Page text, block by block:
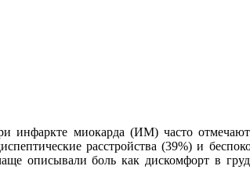
инфаркте миокарда (ИМ) часто
расстройства (39%) и
описывали боль как дискомфорт в